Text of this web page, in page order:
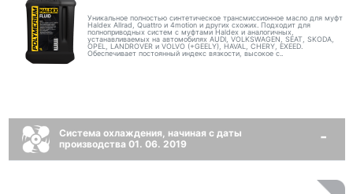
Уникальное полностью синтетическое трансмиссионное масло для муфт
Haldex Allrad, Quattro и 4motion и других схожих. Подходит для
полноприводных систем с муфтами Haldex и аналогичных,
устанавливаемых на автомобилях AUDI, VOLKSWAGEN, SEAT, SKODA,
OPEL, LANDROVER и VOLVO (+GEELY), HAVAL, CHERY, EXEED.
Обеспечивает постоянный индекс вязкости, высокое с..
Система охлаждения, начиная с даты
производства 01. 06. 2019